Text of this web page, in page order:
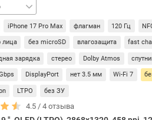
2 ТБ
iPhone 17 Pro Max флагман 120 Гц
лица без microSD влагозащита fast
зарядка стерео Dolby Atmos
DisplayPort нет 3.5 мм Wi-Fi 7
LTPO без ЗУ
4.5 /4 отзыва